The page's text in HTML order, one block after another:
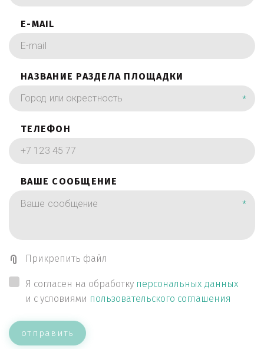
E-MAIL
НАЗВАНИЕ РАЗДЕЛА ПЛОЩАДКИ
*
ТЕЛЕФОН
ВАШЕ СООБЩЕНИЕ
*
Прикрепить файл
Я согласен на обработку персональных данных
и с условиями пользовательского соглашения
отправить